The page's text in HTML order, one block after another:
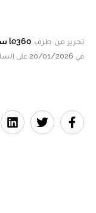
تحرير من طرف le360 سبور
في 20/01/2026 على الساعة 16:00